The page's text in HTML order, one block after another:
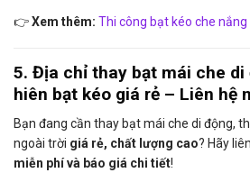
👉Xem thêm: Thi công bạt kéo che
5. Địa chỉ thay bạt mái che di
hiên bạt kéo giá rẻ – Liên hệ
Bạn đang cần thay bạt mái che di động,
ngoài trời giá rẻ, chất lượng cao? Hãy
miễn phí và báo giá chi tiết!